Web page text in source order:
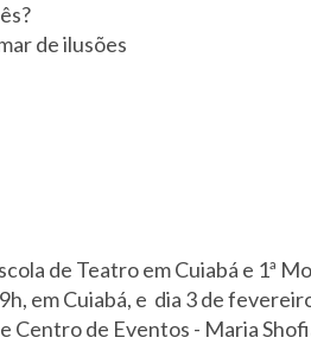
de ilusões
de Teatro em Cuiabá e 1ª
em Cuiabá, e dia 3 de
Centro de Eventos - Maria